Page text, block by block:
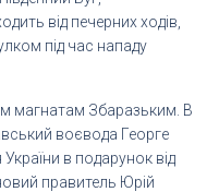
від печерних ходів,
під час нападу
магнатам Збаразьким. В
воєвода Георге
в подарунок від
правитель Юрій